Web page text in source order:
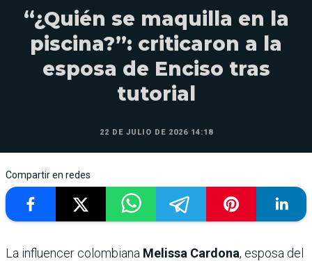
“¿Quién se maquilla en la
piscina?”: criticaron a la
esposa de Enciso tras
tutorial
22 DE JULIO DE 2026 14:18
Compartir en redes
La influencer colombiana Melissa Cardona, esposa del